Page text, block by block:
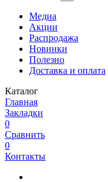
Медиа
Акции
Распродажа
Новинки
Полезно
Доставка и оплата
Каталог
Главная
Закладки
0
Сравнить
0
Контакты